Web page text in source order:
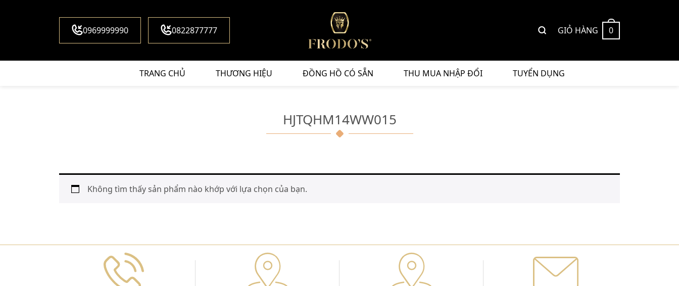
0969999990 0822877777 GIỎ HÀNG 0
TRANG CHỦ THƯƠNG HIỆU ĐỒNG HỒ CÓ SẴN THU MUA NHẬP ĐỔI TUYỂN DỤNG
HJTQHM14WW015
Không tìm thấy sản phẩm nào khớp với lựa chọn của bạn.